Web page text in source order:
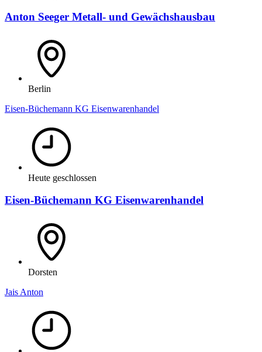
Anton Seeger Metall- und Gewächshausbau
Berlin
Eisen-Büchemann KG Eisenwarenhandel
Heute geschlossen
Eisen-Büchemann KG Eisenwarenhandel
Dorsten
Jais Anton